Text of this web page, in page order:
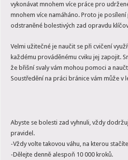
vykonávat mnohem více práce pro
mnohem více namáháno. Proto je
odstraněné bolestivých zad opravdu
Velmi užitečné je naučit se při cvičení
každému prováděnému cviku jej zapojit.
že břišní svaly vám mohou pomoci a
Soustředění na práci bránice vám může v
Abyste se bolesti zad vyhnuli, vždy
pravidel.
-Vždy volte takovou váhu, na kterou
-Dělejte denně alespoň 10 000 kroků.